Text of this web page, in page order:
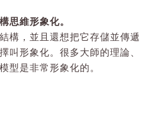
思維形象化。
構，並且還想把它存儲並傳遞
叫形象化。很多大師的理論、
型是非常形象化的。